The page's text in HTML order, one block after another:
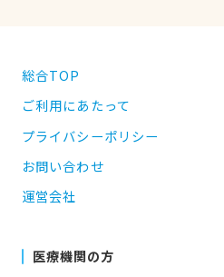
総合TOP
ご利用にあたって
プライバシーポリシー
お問い合わせ
運営会社
医療機関の方